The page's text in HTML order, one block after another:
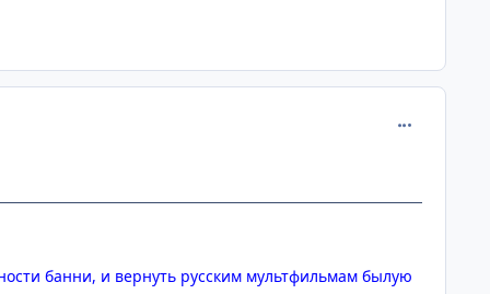
банни, и вернуть русским мультфильмам былую